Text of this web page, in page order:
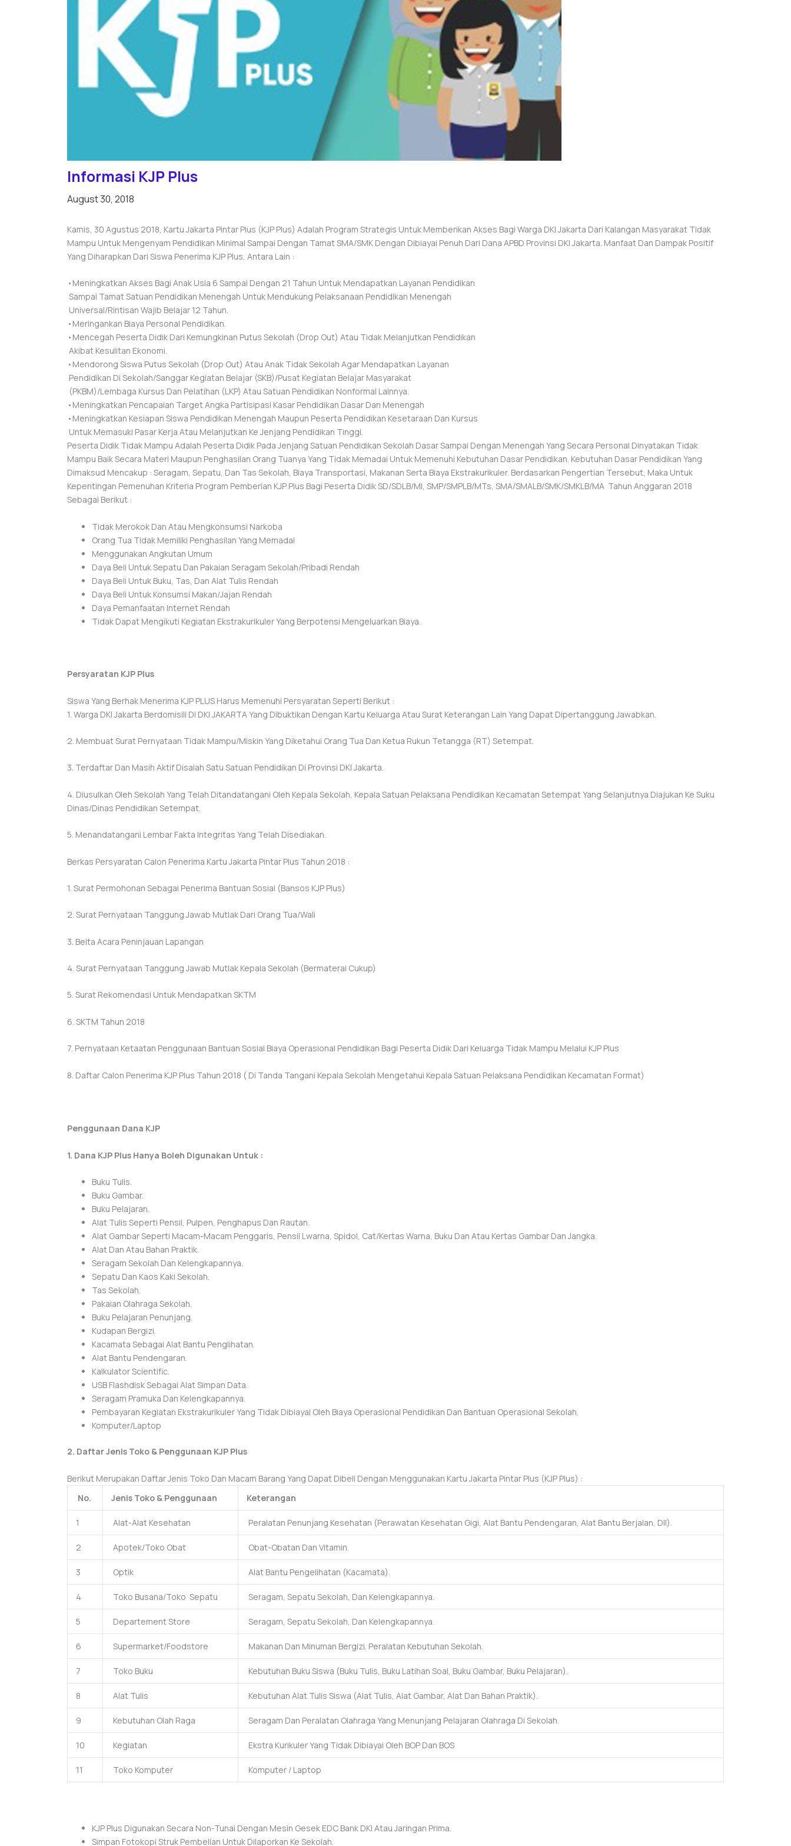
Informasi KJP Plus
August 30, 2018
Kamis, 30 Agustus 2018, Kartu Jakarta Pintar Plus (KJP Plus) Adalah Program Strategis Untuk Memberikan Akses Bagi Warga DKI Jakarta Dari Kalangan Masyarakat Tidak
Mampu Untuk Mengenyam Pendidikan Minimal Sampai Dengan Tamat SMA/SMK Dengan Dibiayai Penuh Dari Dana APBD Provinsi DKI Jakarta. Manfaat Dan Dampak Positif
Yang Diharapkan Dari Siswa Penerima KJP Plus, Antara Lain :
•Meningkatkan Akses Bagi Anak Usia 6 Sampai Dengan 21 Tahun Untuk Mendapatkan Layanan Pendidikan
Sampai Tamat Satuan Pendidikan Menengah Untuk Mendukung Pelaksanaan Pendidikan Menengah
Universal/Rintisan Wajib Belajar 12 Tahun.
•Meringankan Biaya Personal Pendidikan.
•Mencegah Peserta Didik Dari Kemungkinan Putus Sekolah (drop Out) Atau Tidak Melanjutkan Pendidikan
Akibat Kesulitan Ekonomi.
•mendorong Siswa Putus Sekolah (drop Out) Atau Anak Tidak Sekolah Agar Mendapatkan Layanan
Pendidikan Di Sekolah/Sanggar Kegiatan Belajar (SKB)/Pusat Kegiatan Belajar Masyarakat
(PKBM)/Lembaga Kursus Dan Pelatihan (LKP) Atau Satuan Pendidikan Nonformal Lainnya.
•Meningkatkan Pencapaian Target Angka Partisipasi Kasar Pendidikan Dasar Dan Menengah
•Meningkatkan Kesiapan Siswa Pendidikan Menengah Maupun Peserta Pendidikan Kesetaraan Dan Kursus
Untuk Memasuki Pasar Kerja Atau Melanjutkan Ke Jenjang Pendidikan Tinggi.
Peserta Didik Tidak Mampu Adalah Peserta Didik Pada Jenjang Satuan Pendidikan Sekolah Dasar Sampai Dengan Menengah Yang Secara Personal Dinyatakan Tidak
Mampu Baik Secara Materi Maupun Penghasilan Orang Tuanya Yang Tidak Memadai Untuk Memenuhi Kebutuhan Dasar Pendidikan. Kebutuhan Dasar Pendidikan Yang
Dimaksud Mencakup : Seragam, Sepatu, Dan Tas Sekolah, Biaya Transportasi, Makanan Serta Biaya Ekstrakurikuler. Berdasarkan Pengertian Tersebut, Maka Untuk
Kepentingan Pemenuhan Kriteria Program Pemberian KJP Plus Bagi Peserta Didik SD/SDLB/MI, SMP/SMPLB/MTs, SMA/SMALB/SMK/SMKLB/MA Tahun Anggaran 2018
Sebagai Berikut :
Tidak Merokok Dan Atau Mengkonsumsi Narkoba
Orang Tua Tidak Memiliki Penghasilan Yang Memadai
Menggunakan Angkutan Umum
Daya Beli Untuk Sepatu Dan Pakaian Seragam Sekolah/pribadi Rendah
Daya Beli Untuk Buku, Tas, Dan Alat Tulis Rendah
Daya Beli Untuk Konsumsi Makan/jajan Rendah
Daya Pemanfaatan Internet Rendah
Tidak Dapat Mengikuti Kegiatan Ekstrakurikuler Yang Berpotensi Mengeluarkan Biaya.
Persyaratan KJP Plus
Siswa Yang Berhak Menerima KJP PLUS Harus Memenuhi Persyaratan Seperti Berikut :
1. Warga DKI Jakarta Berdomisili Di DKI JAKARTA Yang Dibuktikan Dengan Kartu Keluarga Atau Surat Keterangan Lain Yang Dapat Dipertanggung Jawabkan.
2. Membuat Surat Pernyataan Tidak Mampu/miskin Yang Diketahui Orang Tua Dan Ketua Rukun Tetangga (RT) Setempat.
3. Terdaftar Dan Masih Aktif Disalah Satu Satuan Pendidikan Di Provinsi DKI Jakarta.
4. Diusulkan Oleh Sekolah Yang Telah Ditandatangani Oleh Kepala Sekolah, Kepala Satuan Pelaksana Pendidikan Kecamatan Setempat Yang Selanjutnya Diajukan Ke Suku
Dinas/Dinas Pendidikan Setempat.
5. Menandatangani Lembar Fakta Integritas Yang Telah Disediakan.
Berkas Persyaratan Calon Penerima Kartu Jakarta Pintar Plus Tahun 2018 :
1. Surat Permohonan Sebagai Penerima Bantuan Sosial (Bansos KJP Plus)
2. Surat Pernyataan Tanggung Jawab Mutlak Dari Orang Tua/wali
3. Beita Acara Peninjauan Lapangan
4. Surat Pernyataan Tanggung Jawab Mutlak Kepala Sekolah (bermaterai Cukup)
5. Surat Rekomendasi Untuk Mendapatkan SKTM
6. SKTM Tahun 2018
7. Pernyataan Ketaatan Penggunaan Bantuan Sosial Biaya Operasional Pendidikan Bagi Peserta Didik Dari Keluarga Tidak Mampu Melalui KJP Plus
8. Daftar Calon Penerima KJP Plus Tahun 2018 ( Di Tanda Tangani Kepala Sekolah Mengetahui Kepala Satuan Pelaksana Pendidikan Kecamatan Format)
Penggunaan Dana KJP
1. Dana KJP Plus Hanya Boleh Digunakan Untuk :
Buku Tulis.
Buku Gambar.
Buku Pelajaran.
Alat Tulis Seperti Pensil, Pulpen, Penghapus Dan Rautan.
Alat Gambar Seperti Macam-Macam Penggaris, Pensil Lwarna, Spidol, Cat/kertas Warna, Buku Dan Atau Kertas Gambar Dan Jangka.
Alat Dan Atau Bahan Praktik.
Seragam Sekolah Dan Kelengkapannya.
Sepatu Dan Kaos Kaki Sekolah.
Tas Sekolah.
Pakaian Olahraga Sekolah.
Buku Pelajaran Penunjang.
Kudapan Bergizi.
Kacamata Sebagai Alat Bantu Penglihatan.
Alat Bantu Pendengaran.
Kalkulator Scientific.
USB Flashdisk Sebagai Alat Simpan Data.
Seragam Pramuka Dan Kelengkapannya.
Pembayaran Kegiatan Ekstrakurikuler Yang Tidak Dibiayai Oleh Biaya Operasional Pendidikan Dan Bantuan Operasional Sekolah.
Komputer/Laptop
2. Daftar Jenis Toko & Penggunaan KJP Plus
Berikut Merupakan Daftar Jenis Toko Dan Macam Barang Yang Dapat Dibeli Dengan Menggunakan Kartu Jakarta Pintar Plus (KJP Plus) :
No.
Jenis Toko & Penggunaan Keterangan
1 Alat-Alat Kesehatan Peralatan Penunjang Kesehatan (perawatan Kesehatan Gigi, Alat Bantu Pendengaran, Alat Bantu Berjalan, Dll).
2 Apotek/Toko Obat Obat-Obatan Dan Vitamin.
3 Optik Alat Bantu Pengelihatan (kacamata).
4 Toko Busana/Toko Sepatu Seragam, Sepatu Sekolah, Dan Kelengkapannya.
5 Departement Store Seragam, Sepatu Sekolah, Dan Kelengkapannya.
6 Supermarket/Foodstore Makanan Dan Minuman Bergizi. Peralatan Kebutuhan Sekolah.
7 Toko Buku Kebutuhan Buku Siswa (buku Tulis, Buku Latihan Soal, Buku Gambar, Buku Pelajaran).
8 Alat Tulis Kebutuhan Alat Tulis Siswa (alat Tulis, Alat Gambar, Alat Dan Bahan Praktik).
9 Kebutuhan Olah Raga Seragam Dan Peralatan Olahraga Yang Menunjang Pelajaran Olahraga Di Sekolah.
10 Kegiatan Ekstra Kurikuler Yang Tidak Dibiayai Oleh BOP Dan BOS
11 Toko Komputer Komputer / Laptop
KJP Plus Digunakan Secara Non-Tunai Dengan Mesin Gesek EDC Bank DKI Atau Jaringan Prima.
Simpan Fotokopi Struk Pembelian Untuk Dilaporkan Ke Sekolah.